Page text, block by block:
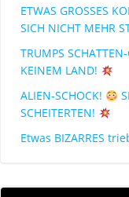
ETWAS GROSSES
SICH NICHT MEHR
TRUMPS SCHATTEN-
KEINEM LAND!
ALIEN-SCHOCK!
SCHEITERTEN!
Etwas BIZARRES